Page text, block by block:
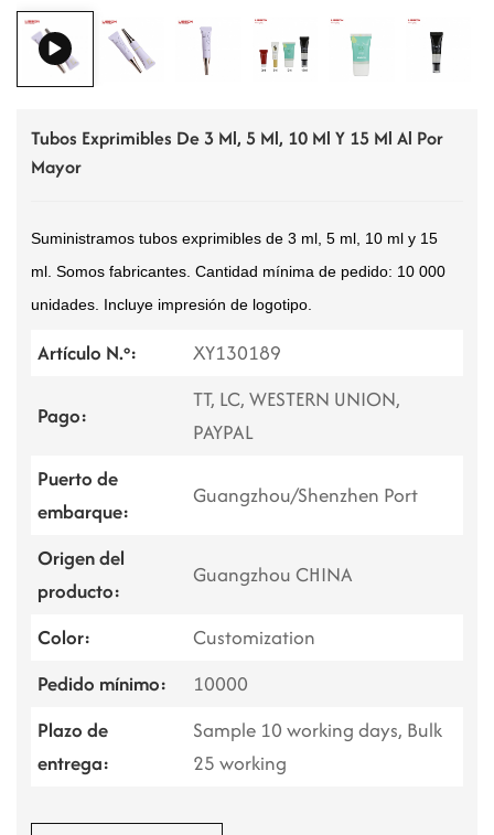
Tubos Exprimibles De 3 Ml, 5 Ml, 10 Ml Y 15 Ml Al Por
Mayor
Suministramos tubos exprimibles de 3 ml, 5 ml, 10 ml y 15
ml. Somos fabricantes. Cantidad mínima de pedido: 10 000
unidades. Incluye impresión de logotipo.
Artículo N.º: XY130189
Pago:
TT, LC, WESTERN UNION,
PAYPAL
Puerto de
embarque:
Guangzhou/Shenzhen Port
Origen del
producto:
Guangzhou CHINA
Color:
Customization
Pedido mínimo:
10000
Plazo de
entrega:
Sample 10 working days, Bulk
25 working